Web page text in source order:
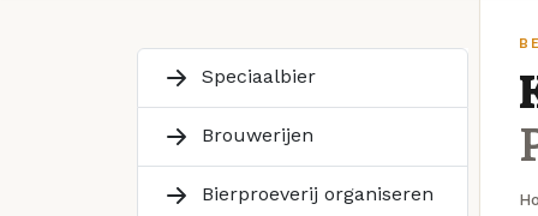
Speciaalbier
Brouwerijen
Bierproeverij organiseren